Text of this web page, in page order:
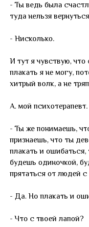
- Ты ведь была
туда нельзя
- Нисколько.
И тут я чувствую, что
плакать я не могу,
хитрый волк, а не
А. мой психотерапевт.
- Ты же понимаешь,
признаешь, что ты
плакать и
будешь одиночкой,
прятаться от людей
- Да. Но плакать и
- Что с твоей лапой?